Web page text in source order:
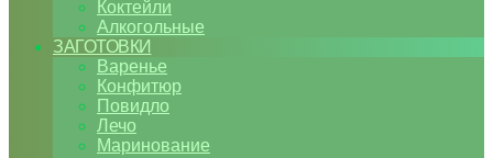
Коктейли
Алкогольные
ЗАГОТОВКИ
Варенье
Конфитюр
Повидло
Лечо
Маринование